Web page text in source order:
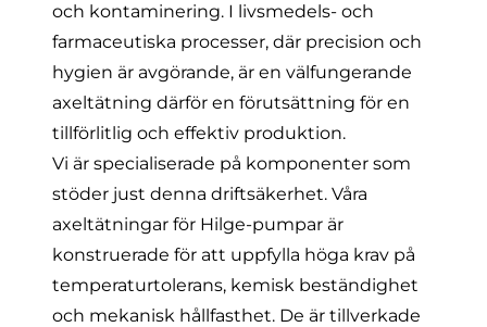
och kontaminering. I livsmedels- och
farmaceutiska processer, där precision och
hygien är avgörande, är en välfungerande
axeltätning därför en förutsättning för en
tillförlitlig och effektiv produktion.
Vi är specialiserade på komponenter som
stöder just denna driftsäkerhet. Våra
axeltätningar för Hilge-pumpar är
konstruerade för att uppfylla höga krav på
temperaturtolerans, kemisk beständighet
och mekanisk hållfasthet. De är tillverkade